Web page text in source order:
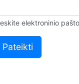
elektroninio